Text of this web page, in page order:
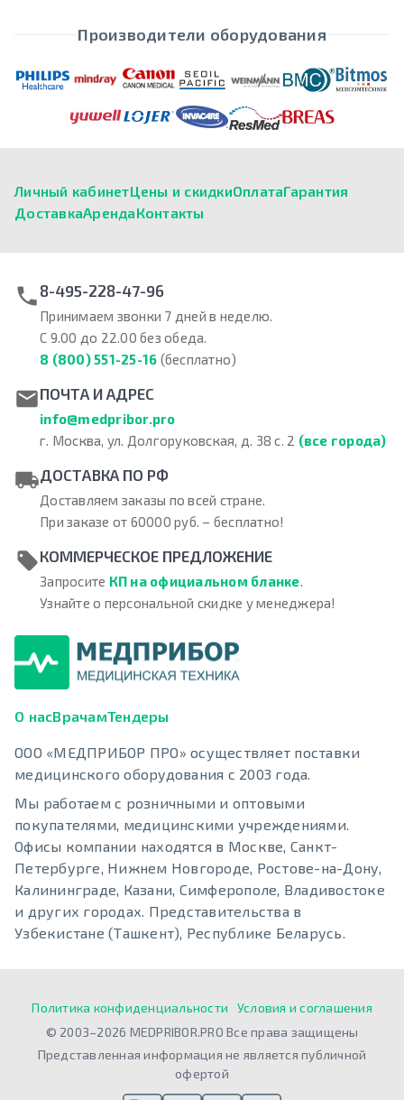
Производители оборудования
Личный кабинетЦены и скидкиОплатаГарантия
ДоставкаАрендаКонтакты
8-495-228-47-96
Принимаем звонки 7 дней в неделю.
С 9.00 до 22.00 без обеда.
8 (800) 551-25-16 (бесплатно)
ПОЧТА И АДРЕС
info@medpribor.pro
г. Москва, ул. Долгоруковская, д. 38 с. 2 (все города)
ДОСТАВКА ПО РФ
Доставляем заказы по всей стране.
При заказе от 60000 руб. – бесплатно!
КОММЕРЧЕСКОЕ ПРЕДЛОЖЕНИЕ
Запросите КП на официальном бланке.
Узнайте о персональной скидке у менеджера!
О насВрачамТендеры
ООО «МЕДПРИБОР ПРО» осуществляет поставки
медицинского оборудования с 2003 года.
Мы работаем с розничными и оптовыми
покупателями, медицинскими учреждениями.
Офисы компании находятся в Москве, Санкт-
Петербурге, Нижнем Новгороде, Ростове-на-Дону,
Калининграде, Казани, Симферополе, Владивостоке
и других городах. Представительства в
Узбекистане (Ташкент), Республике Беларусь.
Политика конфиденциальности
Условия и соглашения
© 2003–2026 MEDPRIBOR.PRO Все права защищены
Представленная информация не является публичной
офертой